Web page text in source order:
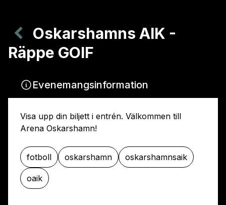
Oskarshamns AIK -
Räppe GOIF
Evenemangsinformation
Visa upp din biljett i entrén. Välkommen till
Arena Oskarshamn!
fotboll oskarshamn oskarshamnsaik
oaik